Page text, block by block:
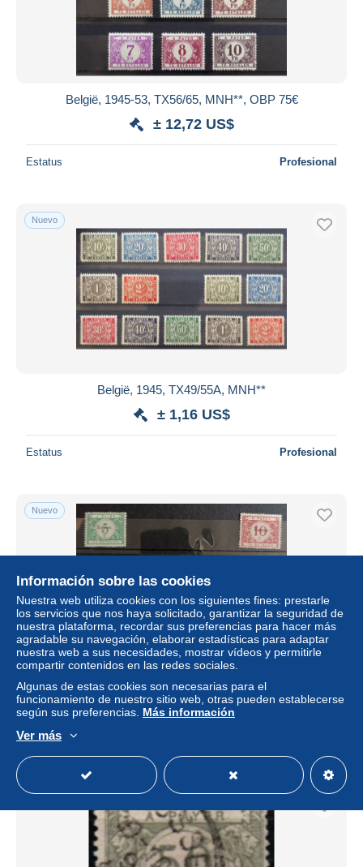
België, 1945-53, TX56/65, MNH**, OBP 75€
± 12,72 US$
Estatus Profesional
Nuevo
België, 1945, TX49/55A, MNH**
± 1,16 US$
Estatus Profesional
Nuevo
BELGIQUE TAXE N° 1 / 5
± 40,46 US$
Estatus
Información sobre las cookies
Nuestra web utiliza cookies con los siguientes fines: prestarle
los servicios que nos haya solicitado, garantizar la seguridad de
nuestra plataforma, recordar sus preferencias para hacer más
agradable su navegación, elaborar estadísticas para adaptar
nuestra web a sus necesidades, mostrar vídeos y permitirle
compartir contenidos en las redes sociales.
Algunas de estas cookies son necesarias para el
funcionamiento de nuestro sitio web, otras pueden establecerse
según sus preferencias. Más información
Ver más